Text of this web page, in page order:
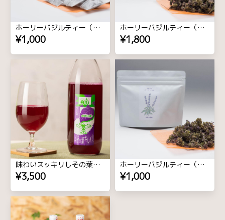
ホーリーバジルティー（ティーバッグ1g×7包入り）
¥1,000
ホーリーバジルティー（茶葉20g）
¥1,800
味わいスッキリしその葉キレイ 1000ml 3本
¥3,500
ホーリーバジルティー（茶葉10g）
¥1,000